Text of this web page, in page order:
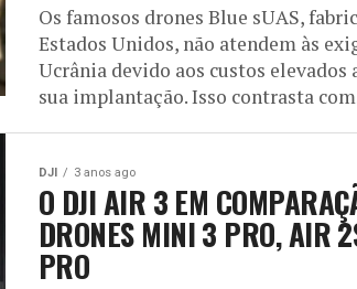
Os famosos drones Blue sUAS,
Estados Unidos, não atendem às
Ucrânia devido aos custos elevados
sua implantação. Isso contrasta
DJI 3 anos ago
O DJI AIR 3 EM
DRONES MINI 3 PRO, AIR
PRO